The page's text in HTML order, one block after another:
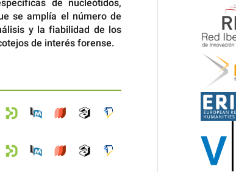
se amplía el número de
y la fiabilidad de los
de interés forense.